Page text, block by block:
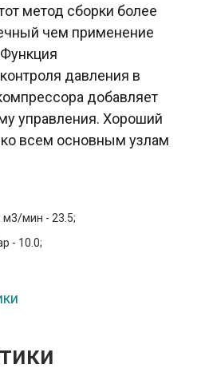
метод сборки более
чем применение
давления в
добавляет
управления. Хороший
всем основным узлам
м3/мин - 23.5;
- 10.0;